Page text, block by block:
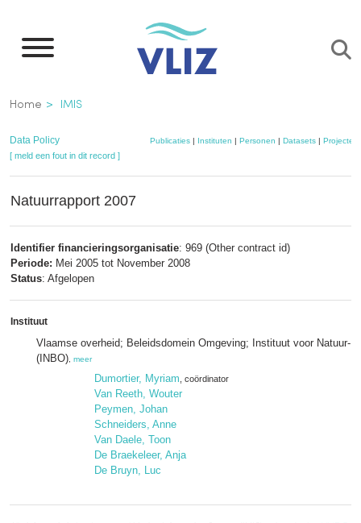
naar
inhoud
gaan
Kruimelpad
Home IMIS
Data Policy Publicaties | Instituten | Personen | Datasets | Projecten
[ meld een fout in dit record ]
Natuurrapport 2007
Identifier financieringsorganisatie: 969 (Other contract id)
Periode: Mei 2005 tot November 2008
Status: Afgelopen
Instituut
Vlaamse overheid; Beleidsdomein Omgeving; Instituut voor Natuur-
(INBO) meer
Dumortier, Myriam , coördinator
Van Reeth, Wouter
Peymen, Johan
Schneiders, Anne
Van Daele, Toon
De Braekeleer, Anja
De Bruyn, Luc